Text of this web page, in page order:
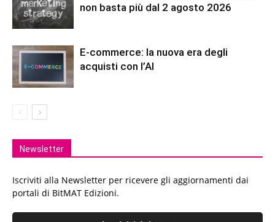
non basta più dal 2 agosto 2026
E-commerce: la nuova era degli
acquisti con l’AI
Newsletter
Iscriviti alla Newsletter per ricevere gli aggiornamenti dai
portali di BitMAT Edizioni.